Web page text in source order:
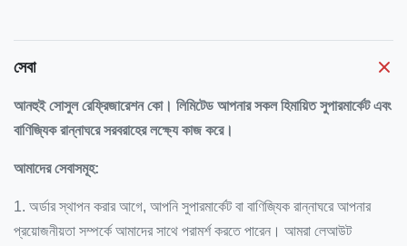
সেবা
আনহুই সোসুল রেফ্রিজারেশন কো। লিমিটেড আপনার সকল হিমায়িত সুপারমার্কেট এবং
বাণিজ্যিক রান্নাঘরে সরবরাহের লক্ষ্যে কাজ করে।
আমাদের সেবাসমূহ:
1. অর্ডার স্থাপন করার আগে, আপনি সুপারমার্কেট বা বাণিজ্যিক রান্নাঘরে আপনার
প্রয়োজনীয়তা সম্পর্কে আমাদের সাথে পরামর্শ করতে পারেন। আমরা লেআউট